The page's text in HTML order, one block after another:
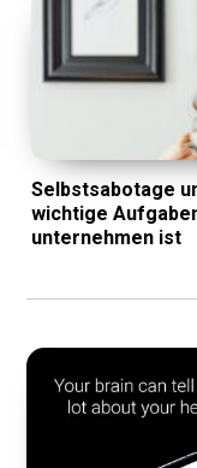
Selbstsabotage
wichtige
unternehmen ist